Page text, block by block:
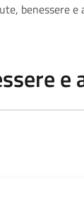
benessere e
e